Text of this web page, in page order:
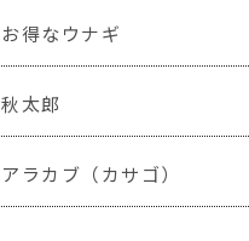
お得なウナギ
秋太郎
アラカブ（カサゴ）